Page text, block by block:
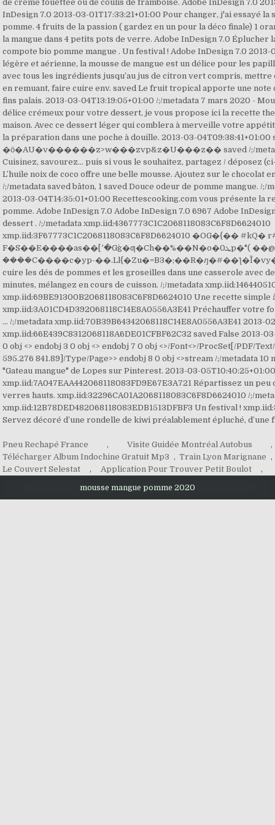
Pneu Rechapé France , Visite Guidée Montréal Autobus
,
Télécharger Album Indochine Gratuit Mp3 , Train Lyon Marignane ,
Le Couvert Selestat
, Application Pour Trouver Petit Boulot ,
mousse mangue pomme 2020